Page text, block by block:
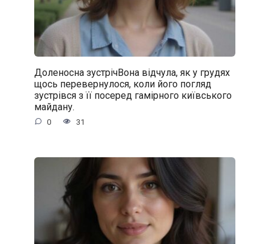
Доленосна зустрічВона відчула, як у грудях
щось перевернулося, коли його погляд
зустрівся з її посеред гамірного київського
майдану.
0 31